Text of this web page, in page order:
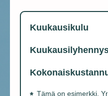
Kuukausikulu
Tämä on esimerkki.